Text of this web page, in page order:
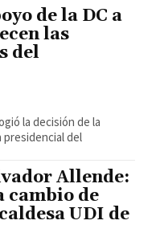
de la DC a
las
del
la decisión de la
presidencial del
Allende:
cambio de
UDI de